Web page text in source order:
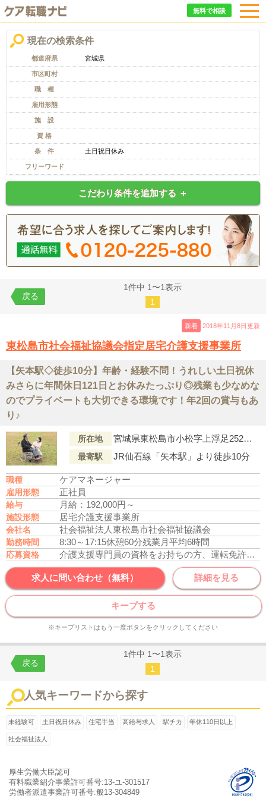
無料で相談
現在の検索条件
都道府県 宮城県
市区町村
職 種
雇用形態
施 設
資 格
条 件 土日祝日休み
フリーワード
こだわり条件を追加する ＋
1件中 1〜1表示
1
戻る
新着 2018年11月8日更新
東松島市社会福祉協議会指定居宅介護支援事業所
【矢本駅◇徒歩10分】年齢・経験不問！うれしい土日祝休
みさらに年間休日121日とお休みたっぷり◎残業も少なめな
のでプライベートも大切できる環境です！年2回の賞与もあ
り♪
所在地 宮城県東松島市小松字上浮足252番地3
最寄駅 JR仙石線「矢本駅」より徒歩10分
職種 ケアマネージャー
雇用形態 正社員
給与 月給：192,000円～
施設形態 居宅介護支援事業所
会社名 社会福祉法人東松島市社会福祉協議会
勤務時間 8:30～17:15休憩60分残業月平均6時間
応募資格 介護支援専門員の資格をお持ちの方、運転免許あれば尚可
求人に問い合わせ（無料） 詳細を見る
キープする
※キープリストはもう一度ボタンをクリックしてください
1件中 1〜1表示
1
戻る
人気キーワードから探す
未経験可 土日祝日休み 住宅手当 高給与求人 駅チカ 年休110日以上
社会福祉法人
厚生労働大臣認可
有料職業紹介事業許可番号:13-ユ-301517
労働者派遣事業許可番号:般13-304849